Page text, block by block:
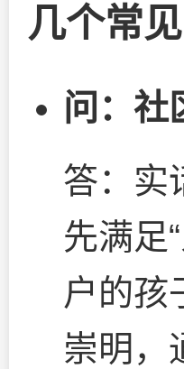
几个常
问：社
答：实
先满足
户的孩
崇明，